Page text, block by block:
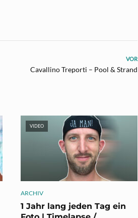
VOR
Cavallino Treporti – Pool & Strand
VIDEO
ARCHIV
1 Jahr lang jeden Tag ein